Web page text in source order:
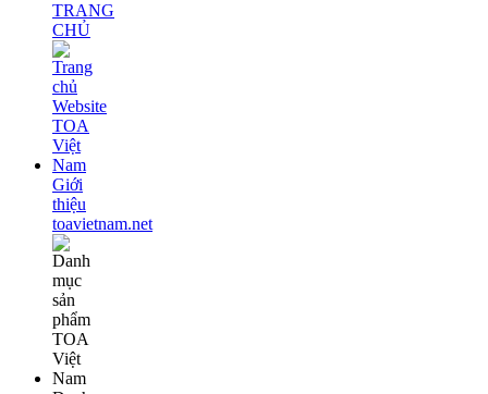
TRANG
CHỦ
Giới
thiệu
toavietnam.net